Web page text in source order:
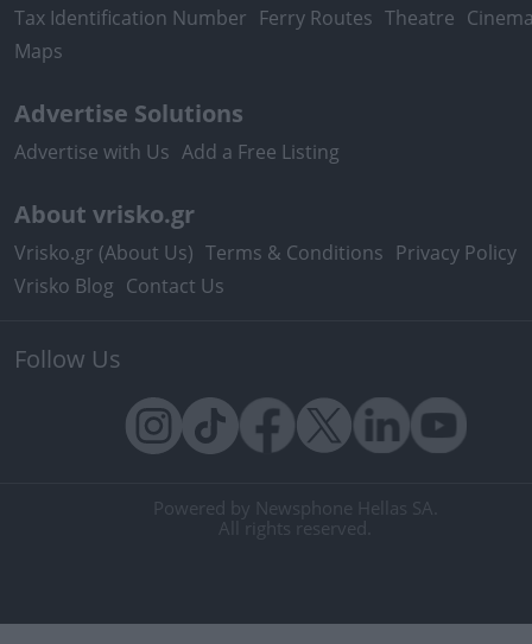
Tax Identification Number Ferry Routes Theatre
Maps
Advertise Solutions
Advertise with Us Add a Free Listing
About vrisko.gr
Vrisko.gr (About Us) Terms & Conditions Privacy Policy
Vrisko Blog Contact Us
Follow Us
Powered by Newsphone Hellas SA.
All rights reserved.